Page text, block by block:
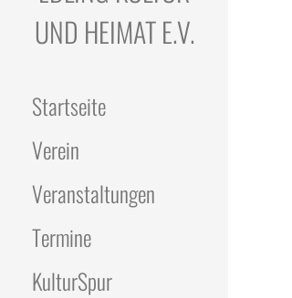
UND HEIMAT E.V.
Startseite
Verein
Veranstaltungen
Termine
KulturSpur